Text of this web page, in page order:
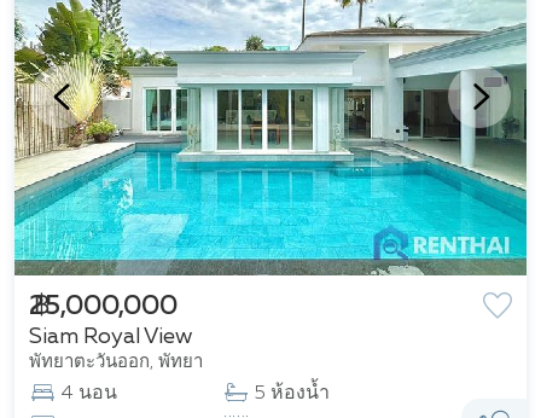
Siam Royal View
พัทยาตะวันออก, พัทยา
฿ 25,000,000
4 นอน
5 ห้องน้ำ